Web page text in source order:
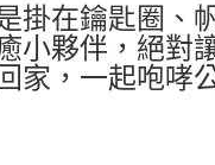
掛在鑰匙圈、
小夥伴，絕對
家，一起咆哮